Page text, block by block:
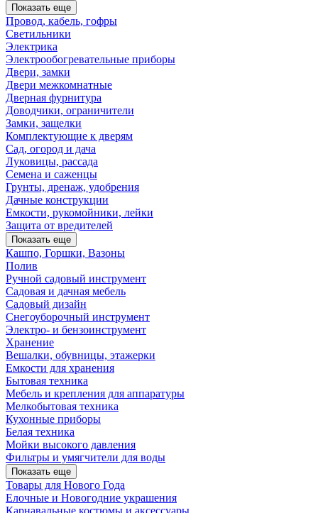
Показать еще
Провод, кабель, гофры
Светильники
Электрика
Электрообогревательные приборы
Двери, замки
Двери межкомнатные
Дверная фурнитура
Доводчики, ограничители
Замки, защелки
Комплектующие к дверям
Сад, огород и дача
Луковицы, рассада
Семена и саженцы
Грунты, дренаж, удобрения
Дачные конструкции
Емкости, рукомойники, лейки
Защита от вредителей
Показать еще
Кашпо, Горшки, Вазоны
Полив
Ручной садовый инструмент
Садовая и дачная мебель
Садовый дизайн
Снегоуборочный инструмент
Электро- и бензоинструмент
Хранение
Вешалки, обувницы, этажерки
Емкости для хранения
Бытовая техника
Мебель и крепления для аппаратуры
Мелкобытовая техника
Кухонные приборы
Белая техника
Мойки высокого давления
Фильтры и умягчители для воды
Показать еще
Товары для Нового Года
Елочные и Новогодние украшения
Карнавальные костюмы и аксессуары